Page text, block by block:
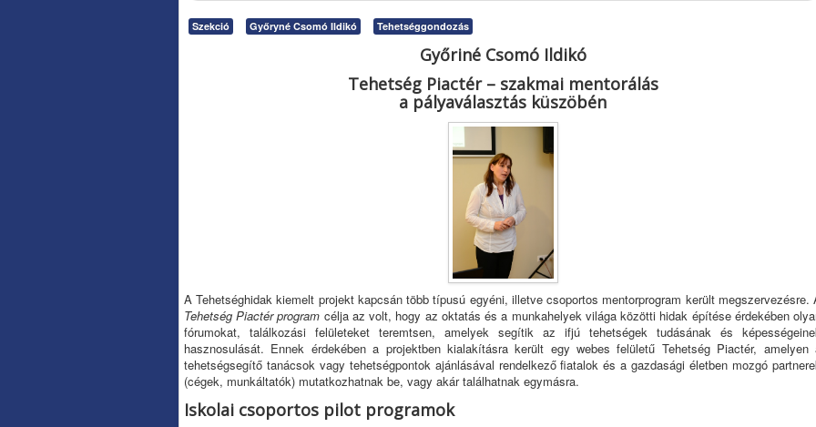
Szekció Győryné Csomó Ildikó Tehetséggondozás
Győriné Csomó Ildikó
Tehetség Piactér – szakmai mentorálás
a pályaválasztás küszöbén
A Tehetséghidak kiemelt projekt kapcsán több típusú egyéni, illetve csoportos mentorprogram került megszervezésre.
Tehetség Piactér program célja az volt, hogy az oktatás és a munkahelyek világa közötti hidak építése érdekében
fórumokat, találkozási felületeket teremtsen, amelyek segítik az ifjú tehetségek tudásának és
hasznosulását. Ennek érdekében a projektben kialakításra került egy webes felületű Tehetség Piactér, amelyen
tehetségsegítő tanácsok vagy tehetségpontok ajánlásával rendelkező fiatalok és a gazdasági életben mozgó
(cégek, munkáltatók) mutatkozhatnak be, vagy akár találhatnak egymásra.
Iskolai csoportos pilot programok